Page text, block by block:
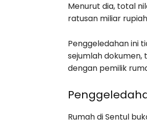
Menurut dia, total
ratusan miliar
Penggeledahan ini
sejumlah
dengan pemilik
Rumah di Sentul